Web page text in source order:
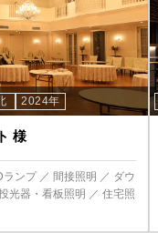
2024年
様
ンプ ／ 間接照明 ／ ダウ
光器・看板照明 ／ 住宅照